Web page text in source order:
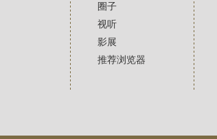
圈子
视听
影展
推荐浏览器